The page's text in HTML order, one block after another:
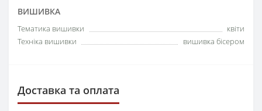
ВИШИВКА
Тематика вишивки
квіти
Техніка вишивки
вишивка бісером
Доставка та оплата